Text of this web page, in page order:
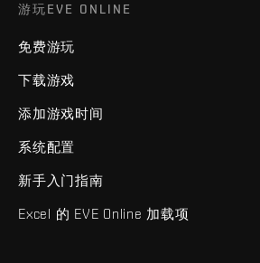
游玩EVE ONLINE
免费游玩
下载游戏
添加游戏时间
系统配置
新手入门指南
Excel 的 EVE Online 加载项